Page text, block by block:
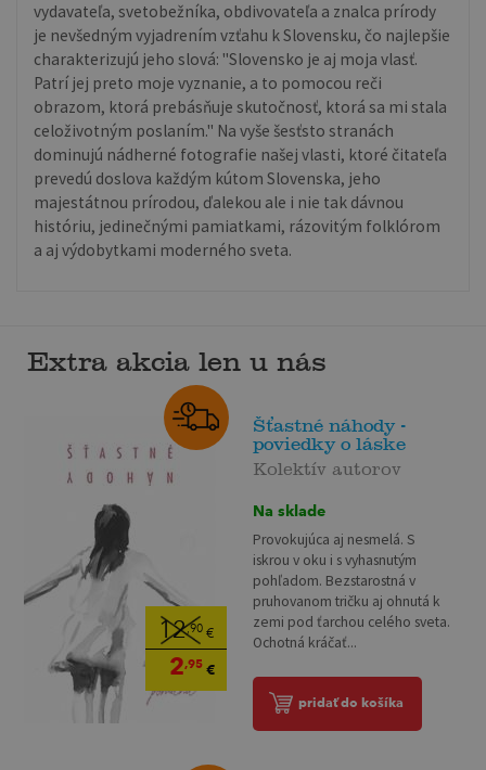
vydavateľa, svetobežníka, obdivovateľa a znalca prírody
je nevšedným vyjadrením vzťahu k Slovensku, čo najlepšie
charakterizujú jeho slová: "Slovensko je aj moja vlasť.
Patrí jej preto moje vyznanie, a to pomocou reči
obrazom, ktorá prebásňuje skutočnosť, ktorá sa mi stala
celoživotným poslaním." Na vyše šesťsto stranách
dominujú nádherné fotografie našej vlasti, ktoré čitateľa
prevedú doslova každým kútom Slovenska, jeho
majestátnou prírodou, ďalekou ale i nie tak dávnou
históriu, jedinečnými pamiatkami, rázovitým folklórom
a aj výdobytkami moderného sveta.
Extra akcia len u nás
12,90 €
2,95 €
Šťastné náhody -
poviedky o láske
Kolektív autorov
Na sklade
Provokujúca aj nesmelá. S
iskrou v oku i s vyhasnutým
pohľadom. Bezstarostná v
pruhovanom tričku aj ohnutá k
zemi pod ťarchou celého sveta.
Ochotná kráčať...
pridať do košíka